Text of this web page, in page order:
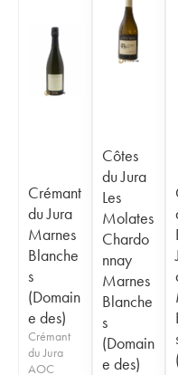
Crémant
du Jura
Marnes
Blanche
s
(Domain
e des)
Crémant
du Jura
AOC
Côtes
du Jura
Les
Molates
Chardo
nnay
Marnes
Blanche
s
(Domain
e des)